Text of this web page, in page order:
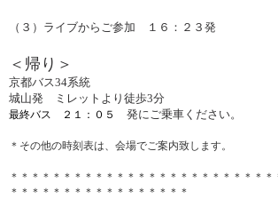
（３）ライブからご参加 １６：２３発
＜帰り＞
京都バス34系統
城山発 ミレットより徒歩3分
最終バス ２１：０５ 発にご乗車ください。
＊その他の時刻表は、会場でご案内致します。
＊＊＊＊＊＊＊＊＊＊＊＊＊＊＊＊＊＊＊＊＊＊＊＊＊
＊＊＊＊＊＊＊＊＊＊＊＊＊＊＊＊＊